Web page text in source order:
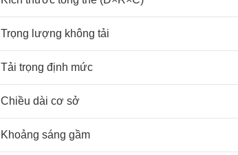
Trọng lượng không tải
Tải trọng định mức
Chiều dài cơ sở
Khoảng sáng gầm